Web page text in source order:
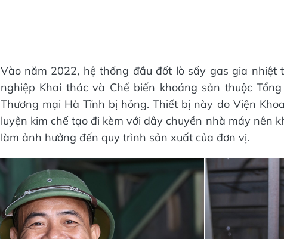
Vào năm 2022, hệ thống đầu đốt lò sấy gas gia nhiệt
nghiệp Khai thác và Chế biến khoáng sản thuộc
Thương mại Hà Tĩnh bị hỏng. Thiết bị này do Viện
luyện kim chế tạo đi kèm với dây chuyền nhà máy nên
làm ảnh hưởng đến quy trình sản xuất của đơn vị.